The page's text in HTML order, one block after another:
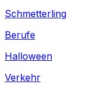
Schmetterling
Berufe
Halloween
Verkehr